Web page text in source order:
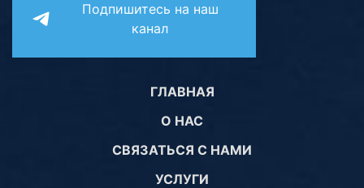
Подпишитесь на наш
канал
ГЛАВНАЯ
О НАС
СВЯЗАТЬСЯ С НАМИ
УСЛУГИ